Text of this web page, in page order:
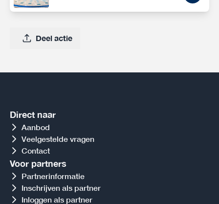
Deel actie
Direct naar
Aanbod
Veelgestelde vragen
Contact
Voor partners
Partnerinformatie
Inschrijven als partner
Inloggen als partner